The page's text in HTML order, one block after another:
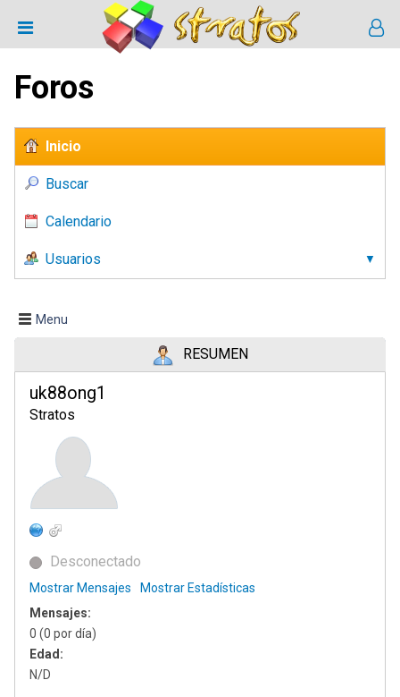
Foros
Inicio
Buscar
Calendario
Usuarios
Menu
RESUMEN
uk88ong1
Stratos
Desconectado
Mostrar Mensajes
Mostrar Estadísticas
Mensajes:
0 (0 por día)
Edad:
N/D